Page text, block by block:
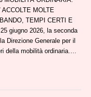
MOLTE
TEMPI CERTI E
giugno 2026, la seconda
Direzione Generale per il
della mobilità ordinaria.…